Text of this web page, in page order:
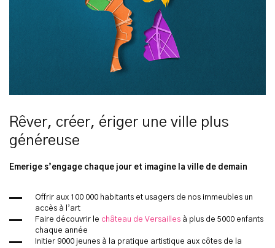
Rêver, créer, ériger une ville plus
généreuse
Emerige s’engage chaque jour et imagine la ville de demain
Offrir aux 100 000 habitants et usagers de nos immeubles un
accès à l’art
Faire découvrir le château de Versailles à plus de 5000 enfants
chaque année
Initier 9000 jeunes à la pratique artistique aux côtes de la